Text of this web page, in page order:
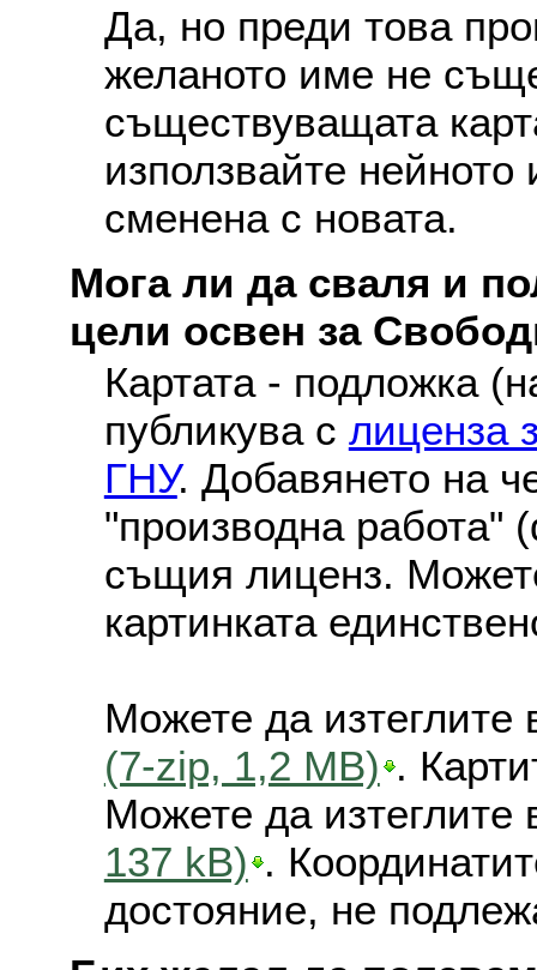
Да, но преди това
желаното име не
съществуващата
използвайте
сменена с новата.
Мога ли да сваля и
цели освен за
Картата - подложка
публикува с лиценза
ГНУ. Добавянето на
"производна работа"
същия лиценз.
картинката
Можете да изтеглите
(7-zip, 1,2 MB) .
Можете да изтеглите
137 kB) .
достояние, не